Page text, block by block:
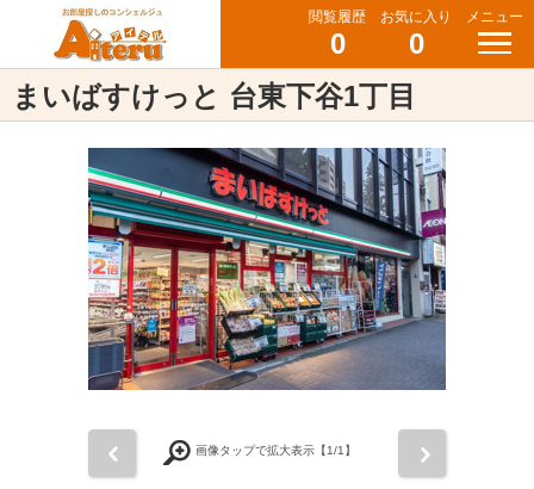
閲覧履歴
0
お気に入り
0
メニュー
まいばすけっと 台東下谷1丁目
画像タップで拡大表示【1/1】